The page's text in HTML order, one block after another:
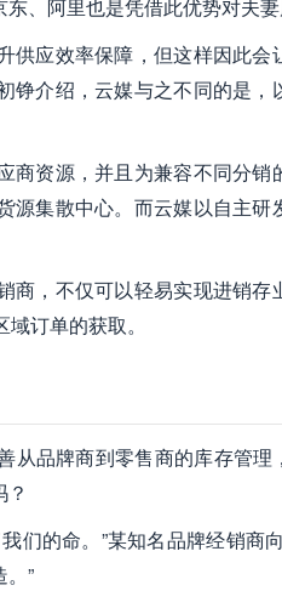
、阿里也是凭借此优势对夫妻
供应效率保障，但这样因此
铮介绍，云媒与之不同的是
资源，并且为兼容不同分销
集散中心。而云媒以自主研
商，不仅可以轻易实现进销
订单的获取。
从品牌商到零售商的库存管
们的命。”某知名品牌经销商
”